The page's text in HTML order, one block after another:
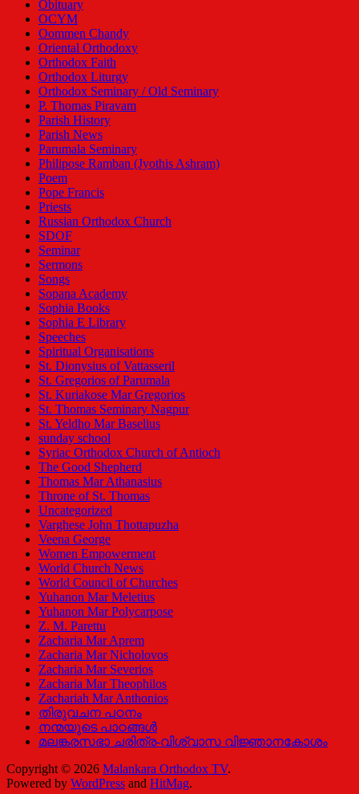
Obituary
OCYM
Oommen Chandy
Oriental Orthodoxy
Orthodox Faith
Orthodox Liturgy
Orthodox Seminary / Old Seminary
P. Thomas Piravam
Parish History
Parish News
Parumala Seminary
Philipose Ramban (Jyothis Ashram)
Poem
Pope Francis
Priests
Russian Orthodox Church
SDOF
Seminar
Sermons
Songs
Sopana Academy
Sophia Books
Sophia E Library
Speeches
Spiritual Organisations
St. Dionysius of Vattasseril
St. Gregorios of Parumala
St. Kuriakose Mar Gregorios
St. Thomas Seminary Nagpur
St. Yeldho Mar Baselius
sunday school
Syriac Orthodox Church of Antioch
The Good Shepherd
Thomas Mar Athanasius
Throne of St. Thomas
Uncategorized
Varghese John Thottapuzha
Veena George
Women Empowerment
World Church News
World Council of Churches
Yuhanon Mar Meletius
Yuhanon Mar Polycarpose
Z. M. Parettu
Zacharia Mar Aprem
Zacharia Mar Nicholovos
Zacharia Mar Severios
Zacharia Mar Theophilos
Zachariah Mar Anthonios
തിരുവചന പഠനം
നന്മയുടെ പാഠങ്ങള്‍
മലങ്കരസഭാ ചരിത്ര-വിശ്വാസ വിജ്ഞാനകോശം
Copyright © 2026 Malankara Orthodox TV.
Powered by WordPress and HitMag.